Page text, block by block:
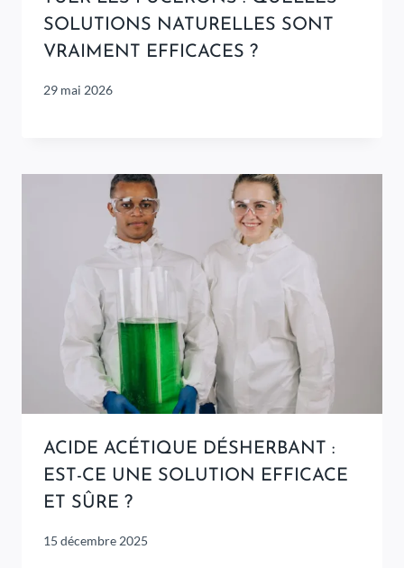
SOLUTIONS NATURELLES SONT
VRAIMENT EFFICACES ?
29 mai 2026
ACIDE ACÉTIQUE DÉSHERBANT :
EST-CE UNE SOLUTION EFFICACE
ET SÛRE ?
15 décembre 2025